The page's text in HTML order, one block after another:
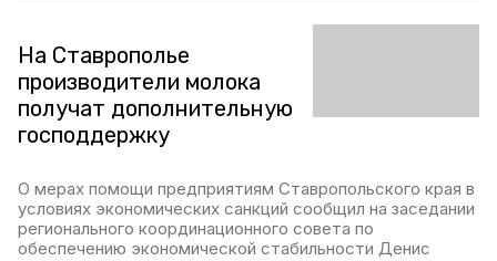
На Ставрополье
производители молока
получат дополнительную
господдержку
О мерах помощи предприятиям Ставропольского края в
условиях экономических санкций сообщил на заседании
регионального координационного совета по
обеспечению экономической стабильности Денис